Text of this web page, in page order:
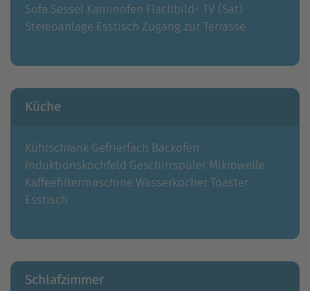
Sofa Sessel Kaminofen Flachbild- TV (Sat)
Stereoanlage Esstisch Zugang zur Terrasse
Küche
Kühlschrank Gefrierfach Backofen
Induktionskochfeld Geschirrspüler Mikrowelle
Kaffeefiltermaschine WasserkocherToaster
Esstisch
Schlafzimmer